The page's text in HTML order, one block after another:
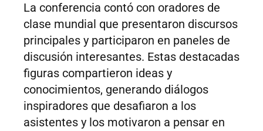
La conferencia contó con oradores de
clase mundial que presentaron discursos
principales y participaron en paneles de
discusión interesantes. Estas destacadas
figuras compartieron ideas y
conocimientos, generando diálogos
inspiradores que desafiaron a los
asistentes y los motivaron a pensar en